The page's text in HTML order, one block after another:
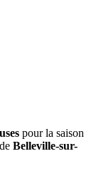
pour la saison
Belleville-sur-